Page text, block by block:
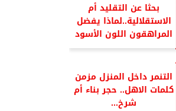
بحثا عن التقليد أم
الاستقلالية..لماذا يفضل
المراهقون اللون الأسود
التنمر داخل المنزل مزمن
كلمات الاهل.. حجر بناء أم
شرخ...